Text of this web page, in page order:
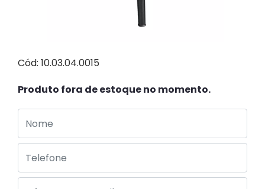
Cód: 10.03.04.0015
Produto fora de estoque no momento.